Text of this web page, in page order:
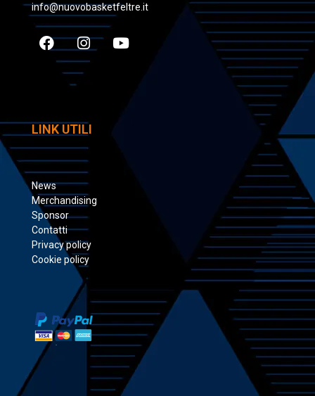
info@nuovobasketfeltre.it
LINK UTILI
News
Merchandising
Sponsor
Contatti
Privacy policy
Cookie policy